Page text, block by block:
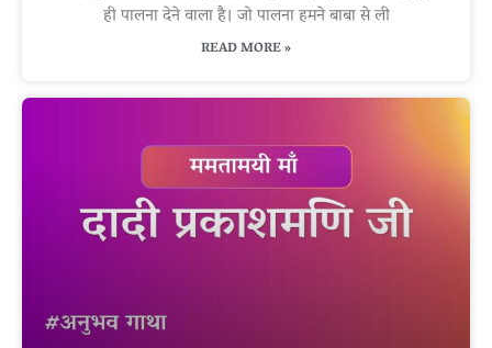
ही पालना देने वाला है। जो पालना हमने बाबा से ली
READ MORE »